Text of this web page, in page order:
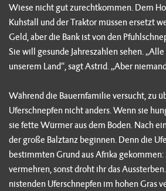
Wiese nicht gut zurechtkommen. Dem
Kuhstall und der Traktor müssen ersetzt
Geld, aber die Bank ist von den
Sie will gesunde Jahreszahlen sehen.
unserem Land“, sagt Astrid. „Aber
Während die Bauernfamilie versucht, zu
Uferschnepfen nicht anders. Wenn sie
sie fette Würmer aus dem Boden. Nach
der große Balztanz beginnen. Denn die
bestimmten Grund aus Afrika gekommen:
vermehren, sonst droht ihr das
nistenden Uferschnepfen im hohen Gras